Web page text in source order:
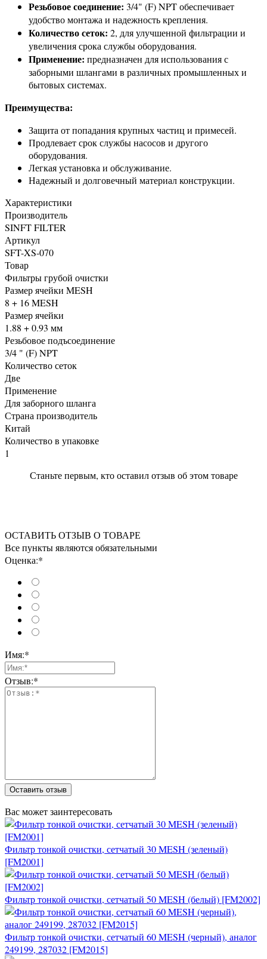
Резьбовое соединение: 3/4" (F) NPT обеспечивает
удобство монтажа и надежность крепления.
Количество сеток: 2, для улучшенной фильтрации и
увеличения срока службы оборудования.
Применение: предназначен для использования с
заборными шлангами в различных промышленных и
бытовых системах.
Преимущества:
Защита от попадания крупных частиц и примесей.
Продлевает срок службы насосов и другого
оборудования.
Легкая установка и обслуживание.
Надежный и долговечный материал конструкции.
Характеристики
Производитель
SINFT FILTER
Артикул
SFT-XS-070
Товар
Фильтры грубой очистки
Размер ячейки MESH
8 + 16 MESH
Размер ячейки
1.88 + 0.93 мм
Резьбовое подъсоединение
3/4 " (F) NPT
Количество сеток
Две
Применение
Для заборного шланга
Страна производитель
Китай
Количество в упаковке
1
Станьте первым, кто оставил отзыв об этом товаре
ОСТАВИТЬ ОТЗЫВ О ТОВАРЕ
Все пункты являются обязательными
Оценка:*
Имя:*
Отзыв:*
Оставить отзыв
Вас может заинтересовать
Фильтр тонкой очистки, сетчатый 30 MESH (зеленый)
[FM2001]
Фильтр тонкой очистки, сетчатый 50 MESH (белый) [FM2002]
Фильтр тонкой очистки, сетчатый 60 MESH (черный), аналог
249199, 287032 [FM2015]